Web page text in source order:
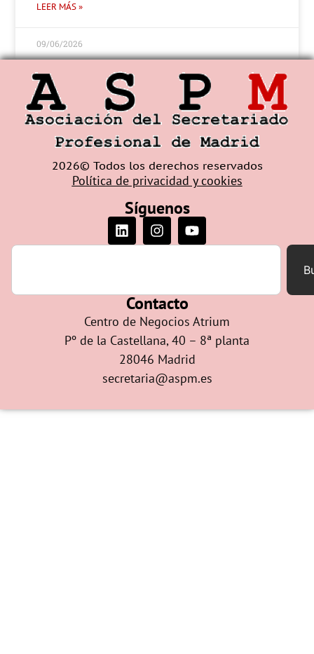
LEER MÁS »
09/06/2026
2026© Todos los derechos reservados
Política de privacidad y cookies
Síguenos
Contacto
Centro de Negocios Atrium
Pº de la Castellana, 40 – 8ª planta
28046 Madrid
secretaria@aspm.es